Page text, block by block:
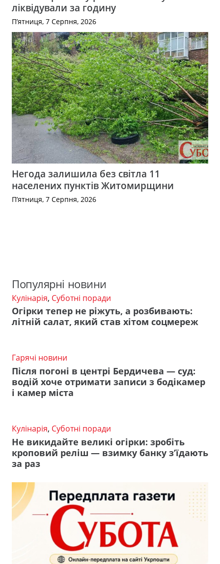
ліквідували за годину
П’ятниця, 7 Серпня, 2026
Негода залишила без світла 11
населених пунктів Житомирщини
П’ятниця, 7 Серпня, 2026
Популярні новини
Кулінарія, Суботні поради
Огірки тепер не ріжуть, а розбивають:
літній салат, який став хітом соцмереж
Гарячі новини
Після погоні в центрі Бердичева — суд:
водій хоче отримати записи з бодікамер
і камер міста
Кулінарія, Суботні поради
Не викидайте великі огірки: зробіть
кроповий реліш — взимку банку з’їдають
за раз